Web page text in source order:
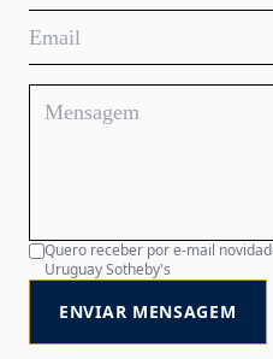
Quero receber por e-mail
Uruguay Sotheby's
ENVIAR MENSAGEM